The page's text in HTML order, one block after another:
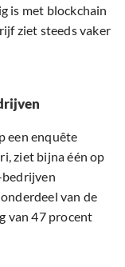
is met blockchain
ziet steeds vaker
een enquête
ziet bijna één op
van de
van 47 procent